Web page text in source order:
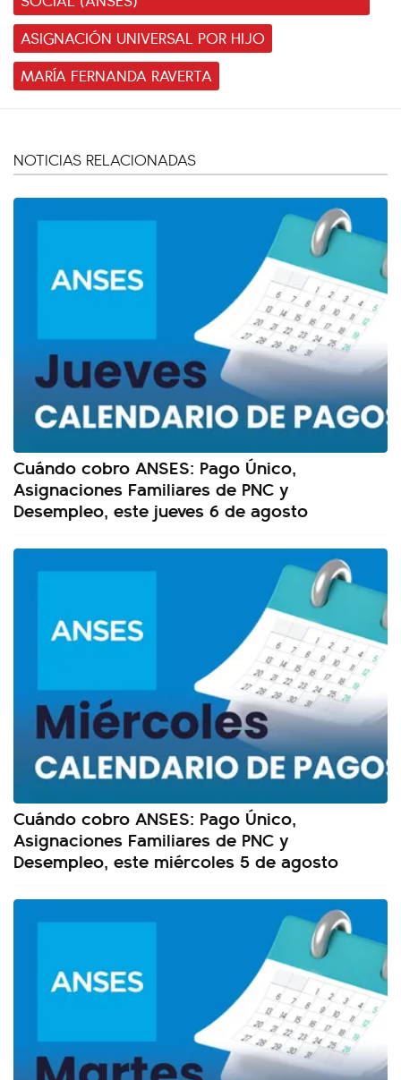
ASIGNACIÓN UNIVERSAL POR HIJO
MARÍA FERNANDA RAVERTA
NOTICIAS RELACIONADAS
Cuándo cobro ANSES: Pago Único,
Asignaciones Familiares de PNC y
Desempleo, este jueves 6 de agosto
Cuándo cobro ANSES: Pago Único,
Asignaciones Familiares de PNC y
Desempleo, este miércoles 5 de agosto